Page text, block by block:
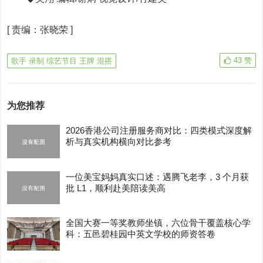
[责编：张晓荣 ]
歌手 录制 综艺节目 王牌 混搭 43 赞
为您推荐
2026香港公司注册服务商对比：四类模式深度解
析与真实机构横向对比参考
一位美宝妈妈真实口述：遇腾飞老李，3 个月获
批 L1，顺利赴美陪读美高
全国大赛一等奖教师坐镇，六位骨干覆盖核心学
科：五邑碧桂园中英文学校的师资答卷